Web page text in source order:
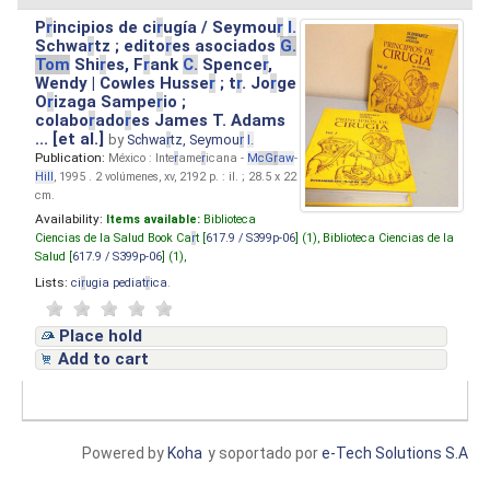
Principios de cirugía / Seymour I.
Schwartz ; editores asociados G.
Tom Shires, Frank C. Spencer,
Wendy | Cowles Husser ; tr. Jorge
Orizaga Samperio ;
colaboradores James T. Adams
... [et al.]by Schwartz, Seymour I.
Publication: México : Interamericana - McGraw-
Hill, 1995 . 2 volúmenes, xv, 2192 p. : il. ; 28.5 x 22
cm.
Availability: Items available: Biblioteca
Ciencias de la Salud Book Cart [ 617.9 / S399p-06 ] (1), Biblioteca Ciencias de la
Salud [ 617.9 / S399p-06 ] (1),
Lists: cirugia pediatrica
Place hold
Add to cart
y soportado pore-Tech Solutions S.A
Powered by Koha